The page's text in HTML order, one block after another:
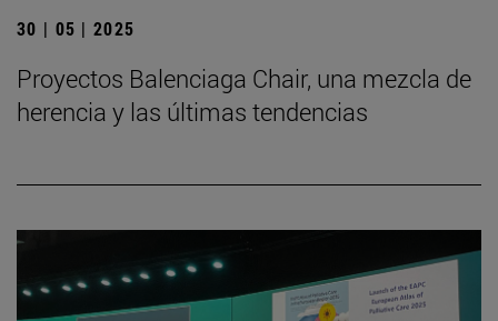
30 | 05 | 2025
Proyectos Balenciaga Chair, una mezcla de
herencia y las últimas tendencias